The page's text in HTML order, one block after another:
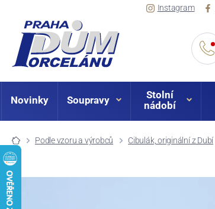
Instagram
Novinky Soupravy
Stolní
nádobí
Podle vzoru a výrobců Cibulák, originální z Dubí